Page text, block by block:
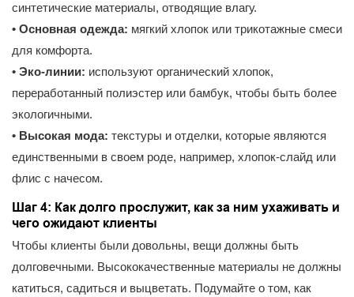
синтетические материалы, отводящие влагу.
• Основная одежда: мягкий хлопок или трикотажные смеси
для комфорта.
• Эко-линии: используют органический хлопок,
переработанный полиэстер или бамбук, чтобы быть более
экологичными.
• Высокая мода: текстуры и отделки, которые являются
единственными в своем роде, например, хлопок-слайд или
флис с начесом.
Шаг 4: Как долго прослужит, как за ним ухаживать и
чего ожидают клиенты
Чтобы клиенты были довольны, вещи должны быть
долговечными. Высококачественные материалы не должны
катиться, садиться и выцветать. Подумайте о том, как